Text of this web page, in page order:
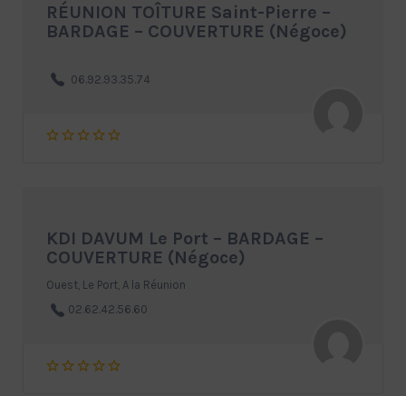
RÉUNION TOÎTURE Saint-Pierre –
BARDAGE – COUVERTURE (Négoce)
06.92.93.35.74
KDI DAVUM Le Port – BARDAGE –
COUVERTURE (Négoce)
Ouest, Le Port, A la Réunion
02.62.42.56.60